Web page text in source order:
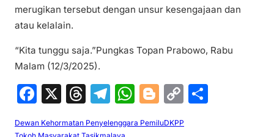
merugikan tersebut dengan unsur kesengajaan dan
atau kelalain.
“Kita tunggu saja.”Pungkas Topan Prabowo, Rabu
Malam (12/3/2025).
F
X
T
T
W Bl C
Dewan Kehormatan Penyelenggara PemiluDKPP